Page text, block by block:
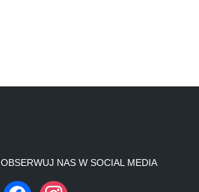
OBSERWUJ NAS W SOCIAL MEDIA